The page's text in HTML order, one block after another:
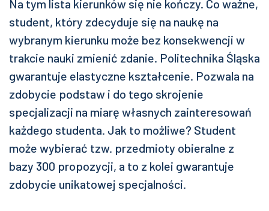
Na tym lista kierunków się nie kończy. Co ważne,
student, który zdecyduje się na naukę na
wybranym kierunku może bez konsekwencji w
trakcie nauki zmienić zdanie. Politechnika Śląska
gwarantuje elastyczne kształcenie. Pozwala na
zdobycie podstaw i do tego skrojenie
specjalizacji na miarę własnych zainteresowań
każdego studenta. Jak to możliwe? Student
może wybierać tzw. przedmioty obieralne z
bazy 300 propozycji, a to z kolei gwarantuje
zdobycie unikatowej specjalności.